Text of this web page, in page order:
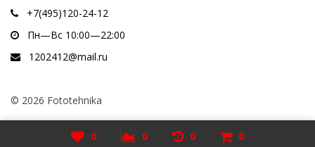
+7(495)120-24-12
Пн—Вс 10:00—22:00
1202412@mail.ru
© 2026 Fototehnika
Разработано в5cube.ru
0 0 0 0